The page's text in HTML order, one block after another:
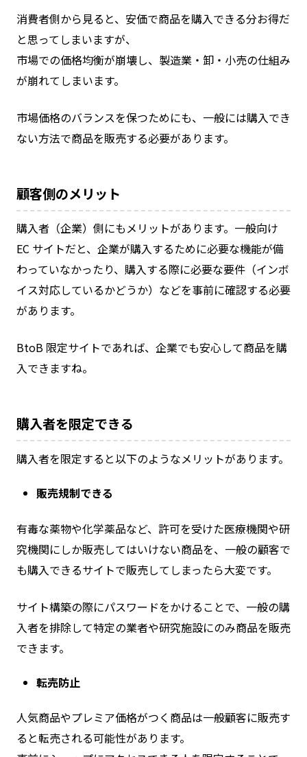
消費者側から見ると、安価で商品を購入できる分お得だ
と思ってしまいますが、
市場での価格均衡が崩壊し、製造業・卸・小売の仕組み
が崩れてしまいます。
市場価格のバランスを保つためにも、一般には購入でき
ない方法で商品を販売する必要があります。
顧客側のメリット
購入者（企業）側にもメリットがあります。一般向け
EC サイトだと、企業が購入するために必要な機能が備
わっていなかったり、購入する際に必要な要件（インボ
イス対応しているかどうか）などを事前に確認する必要
があります。
BtoB 限定サイトであれば、企業でも安心して商品を購
入できますね。
購入者を限定できる
購入者を限定すると以下のようなメリットがあります。
販売規制できる
有毒な薬物や化学薬品など、許可を受けた医療機関や研
究機関にしか販売してはいけない商品を、一般の顧客で
も購入できるサイトで販売してしまったら大変です。
サイト構築の際にパスワードをかけることで、一般の購
入者を排除して特定の業者や研究施設にのみ商品を販売
できます。
転売防止
人気商品やプレミア価格がつく商品は一般顧客に販売す
ると転売される可能性があります。